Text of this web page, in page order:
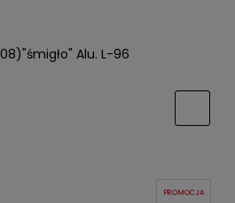
Alu. L-96
PROMOCJA